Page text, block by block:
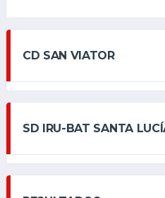
CD SAN VIATOR
SD IRU-BAT SANTA